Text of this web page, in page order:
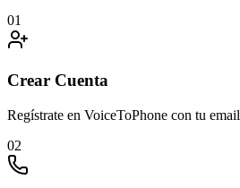
01
Crear Cuenta
Regístrate en VoiceToPhone con tu email
02